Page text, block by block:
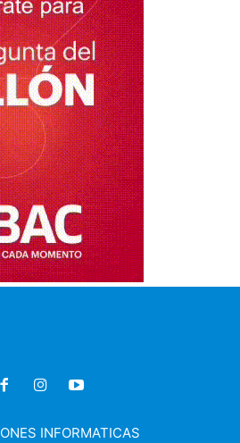
INFORMATICAS